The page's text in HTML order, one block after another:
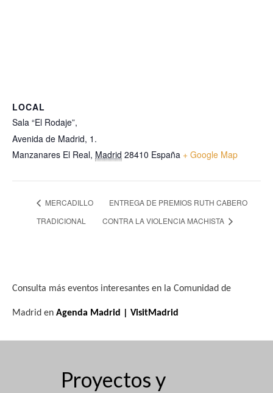
LOCAL
Sala “El Rodaje”,
Avenida de Madrid, 1.
Manzanares El Real, Madrid 28410 España + Google Map
MERCADILLO
TRADICIONAL
ENTREGA DE PREMIOS RUTH CABERO
CONTRA LA VIOLENCIA MACHISTA
Consulta más eventos interesantes en la Comunidad de
Madrid en Agenda Madrid | VisitMadrid
Proyectos y